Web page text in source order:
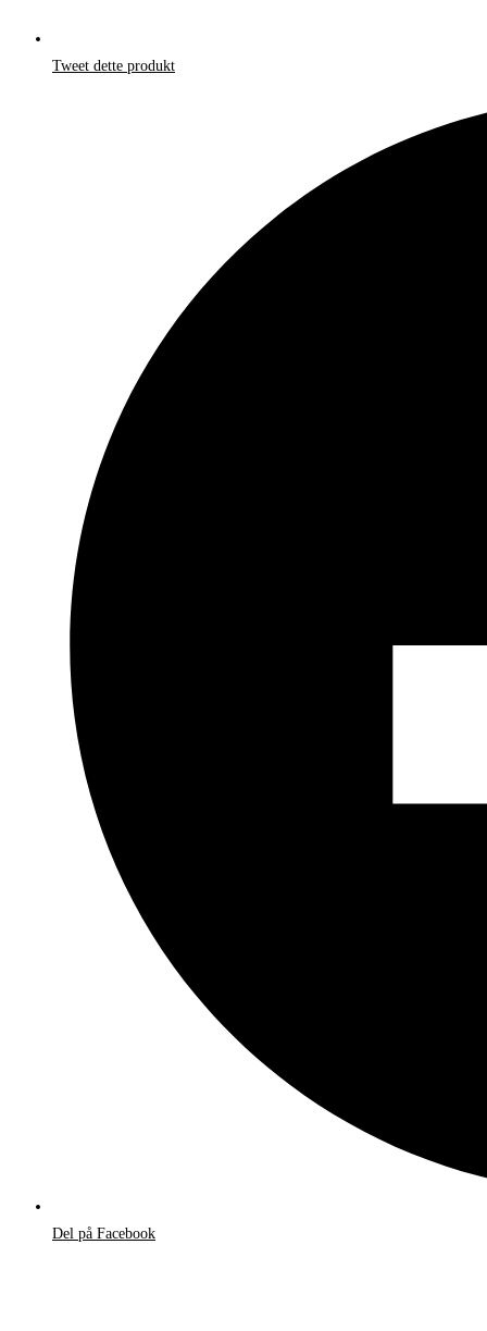
Tweet dette produkt
Del på Facebook